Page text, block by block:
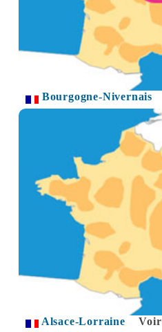
Bourgogne-Nivernais
Alsace-Lorraine Voir